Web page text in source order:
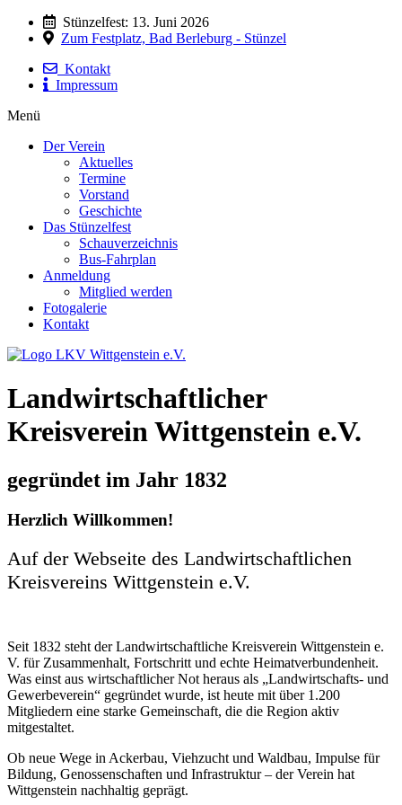
Stünzelfest: 13. Juni 2026
Zum Festplatz, Bad Berleburg - Stünzel
Kontakt
Impressum
Menü
Der Verein
Aktuelles
Termine
Vorstand
Geschichte
Das Stünzelfest
Schauverzeichnis
Bus-Fahrplan
Anmeldung
Mitglied werden
Fotogalerie
Kontakt
Landwirtschaftlicher
Kreisverein Wittgenstein e.V.
gegründet im Jahr 1832
Herzlich Willkommen!
Auf der Webseite des Landwirtschaftlichen
Kreisvereins Wittgenstein e.V.
Seit 1832 steht der Landwirtschaftliche Kreisverein Wittgenstein e.
V. für Zusammenhalt, Fortschritt und echte Heimatverbundenheit.
Was einst aus wirtschaftlicher Not heraus als „Landwirtschafts- und
Gewerbeverein“ gegründet wurde, ist heute mit über 1.200
Mitgliedern eine starke Gemeinschaft, die die Region aktiv
mitgestaltet.
Ob neue Wege in Ackerbau, Viehzucht und Waldbau, Impulse für
Bildung, Genossenschaften und Infrastruktur – der Verein hat
Wittgenstein nachhaltig geprägt.